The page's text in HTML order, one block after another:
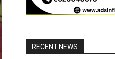
RECENT NEWS